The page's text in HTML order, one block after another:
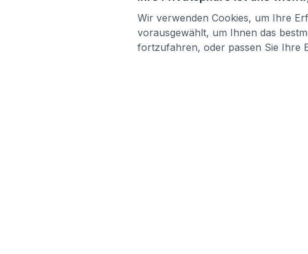
Wir verwenden Cookies, um Ihre
vorausgewählt, um Ihnen das
fortzufahren, oder passen Sie Ihre